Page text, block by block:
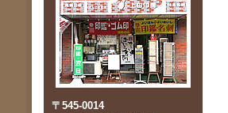
〒545-0014